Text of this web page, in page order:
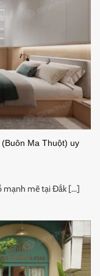
Ma Thuột) uy
mạnh mẽ tại Đắk [...]